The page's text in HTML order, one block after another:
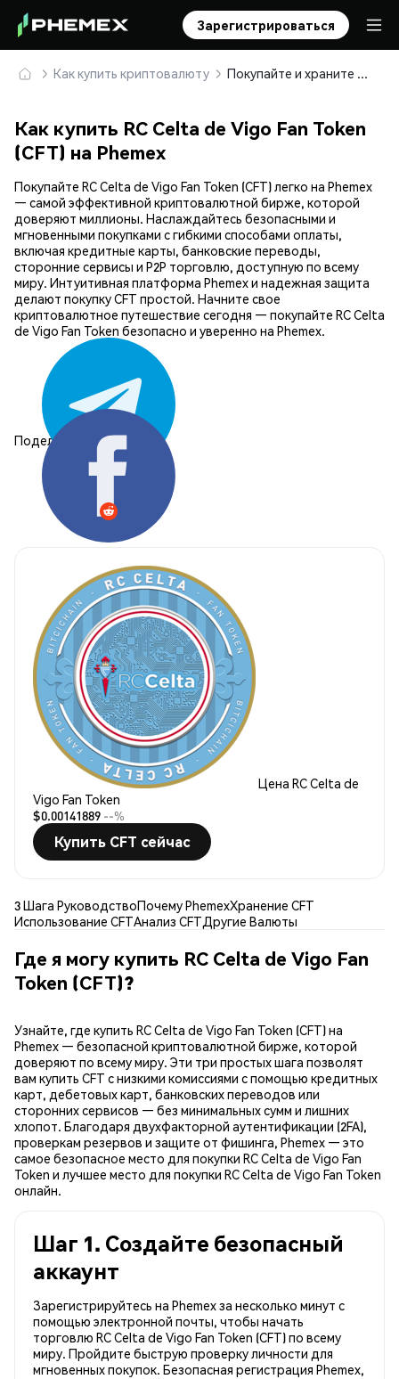
Зарегистрироваться
Как купить криптовалюту Покупайте и храните RC Celta de Vigo Fan Token (CFT) безопасно
Как купить RC Celta de Vigo Fan Token
(CFT) на Phemex
Покупайте RC Celta de Vigo Fan Token (CFT) легко на Phemex
— самой эффективной криптовалютной бирже, которой
доверяют миллионы. Наслаждайтесь безопасными и
мгновенными покупками с гибкими способами оплаты,
включая кредитные карты, банковские переводы,
сторонние сервисы и P2P торговлю, доступную по всему
миру. Интуитивная платформа Phemex и надежная защита
делают покупку CFT простой. Начните свое
криптовалютное путешествие сегодня — покупайте RC Celta
de Vigo Fan Token безопасно и уверенно на Phemex.
Поделиться:
Цена RC Celta de
Vigo Fan Token
$0.00141889 --%
Купить CFT сейчас
3 Шага РуководствоПочему PhemexХранение CFT
Использование CFTАнализ CFTДругие Валюты
Где я могу купить RC Celta de Vigo Fan
Token (CFT)?
Узнайте, где купить RC Celta de Vigo Fan Token (CFT) на
Phemex — безопасной криптовалютной бирже, которой
доверяют по всему миру. Эти три простых шага позволят
вам купить CFT с низкими комиссиями с помощью кредитных
карт, дебетовых карт, банковских переводов или
сторонних сервисов — без минимальных сумм и лишних
хлопот. Благодаря двухфакторной аутентификации (2FA),
проверкам резервов и защите от фишинга, Phemex — это
самое безопасное место для покупки RC Celta de Vigo Fan
Token и лучшее место для покупки RC Celta de Vigo Fan Token
онлайн.
Шаг 1. Создайте безопасный
аккаунт
Зарегистрируйтесь на Phemex за несколько минут с
помощью электронной почты, чтобы начать
торговлю RC Celta de Vigo Fan Token (CFT) по всему
миру. Пройдите быструю проверку личности для
мгновенных покупок. Безопасная регистрация Phemex,